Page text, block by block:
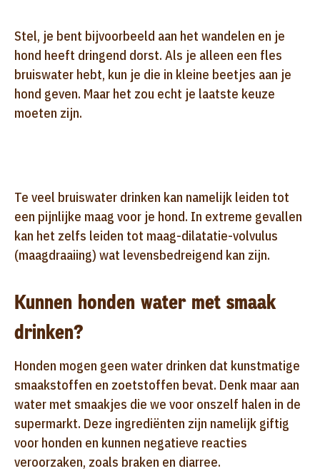
Stel, je bent bijvoorbeeld aan het wandelen en je
hond heeft dringend dorst. Als je alleen een fles
bruiswater hebt, kun je die in kleine beetjes aan je
hond geven. Maar het zou echt je laatste keuze
moeten zijn.
Te veel bruiswater drinken kan namelijk leiden tot
een pijnlijke maag voor je hond. In extreme gevallen
kan het zelfs leiden tot maag-dilatatie-volvulus
(maagdraaiing) wat levensbedreigend kan zijn.
Kunnen honden water met smaak
drinken?
Honden mogen geen water drinken dat kunstmatige
smaakstoffen en zoetstoffen bevat. Denk maar aan
water met smaakjes die we voor onszelf halen in de
supermarkt. Deze ingrediënten zijn namelijk giftig
voor honden en kunnen negatieve reacties
veroorzaken, zoals braken en diarree.